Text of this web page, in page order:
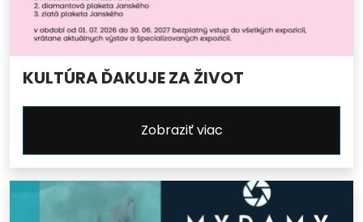
KULTÚRA ĎAKUJE ZA ŽIVOT
Zobraziť viac